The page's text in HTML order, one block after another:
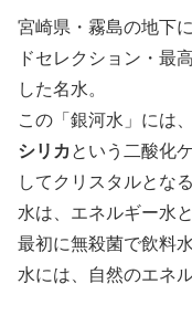
宮崎県・霧島の地下
ドセレクション・最
した名水。
この「銀河水」には
シリカ という二酸化
してクリスタルとな
水は、エネルギー水
最初に無殺菌で飲料
水には、自然のエネ